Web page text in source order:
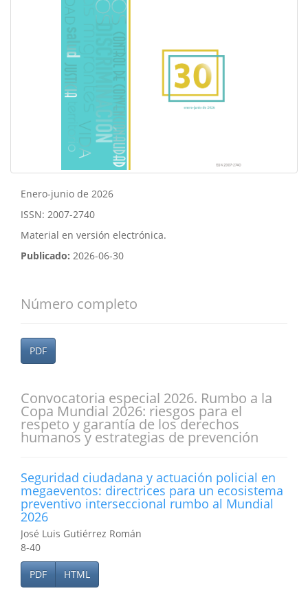
Enero-junio de 2026
ISSN: 2007-2740
Material en versión electrónica.
Publicado: 2026-06-30
Número completo
PDF
Convocatoria especial 2026. Rumbo a la
Copa Mundial 2026: riesgos para el
respeto y garantía de los derechos
humanos y estrategias de prevención
Seguridad ciudadana y actuación policial en
megaeventos: directrices para un ecosistema
preventivo interseccional rumbo al Mundial
2026
José Luis Gutiérrez Román
8-40
PDF HTML